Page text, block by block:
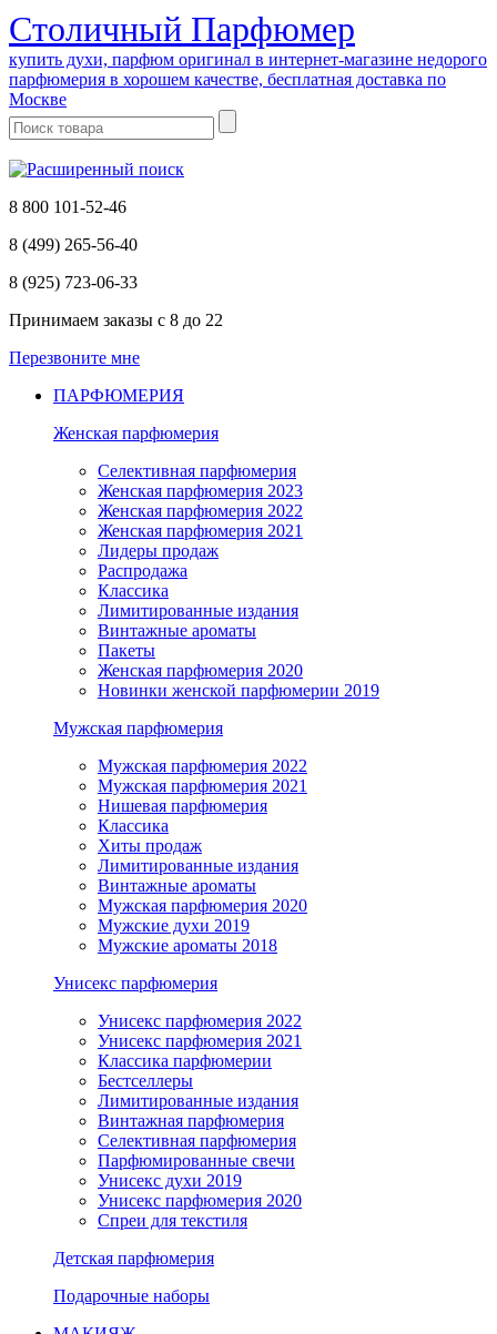
Cтоличный Парфюмер
купить духи, парфюм оригинал в интернет-магазине недорого
парфюмерия в хорошем качестве, бесплатная доставка по
Москве
8 800 101-52-46
8 (499) 265-56-40
8 (925) 723-06-33
Принимаем заказы с 8 до 22
Перезвоните мне
ПАРФЮМЕРИЯ
Женская парфюмерия
Селективная парфюмерия
Женская парфюмерия 2023
Женская парфюмерия 2022
Женская парфюмерия 2021
Лидеры продаж
Распродажа
Классика
Лимитированные издания
Винтажные ароматы
Пакеты
Женская парфюмерия 2020
Новинки женской парфюмерии 2019
Мужская парфюмерия
Мужская парфюмерия 2022
Мужская парфюмерия 2021
Нишевая парфюмерия
Классика
Хиты продаж
Лимитированные издания
Винтажные ароматы
Мужская парфюмерия 2020
Мужские духи 2019
Мужские ароматы 2018
Унисекс парфюмерия
Унисекс парфюмерия 2022
Унисекс парфюмерия 2021
Классика парфюмерии
Бестселлеры
Лимитированные издания
Винтажная парфюмерия
Селективная парфюмерия
Парфюмированные свечи
Унисекс духи 2019
Унисекс парфюмерия 2020
Спреи для текстиля
Детская парфюмерия
Подарочные наборы